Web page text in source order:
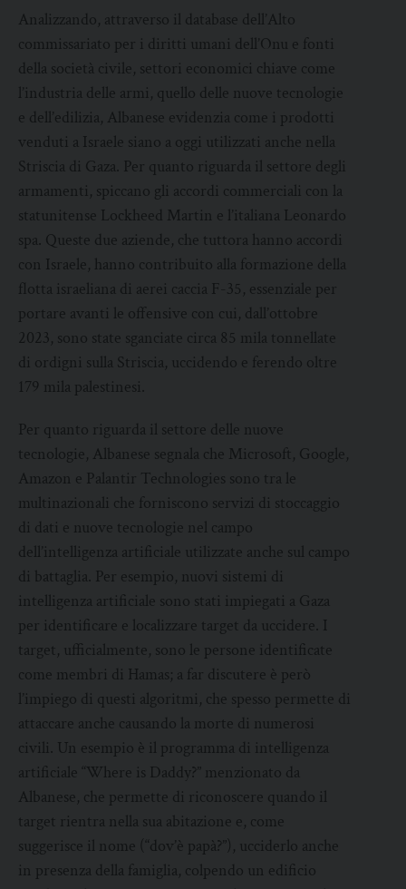
Analizzando, attraverso il database dell’Alto
commissariato per i diritti umani dell’Onu e fonti
della società civile, settori economici chiave come
l’industria delle armi, quello delle nuove tecnologie
e dell’edilizia, Albanese evidenzia come i prodotti
venduti a Israele siano a oggi utilizzati anche nella
Striscia di Gaza. Per quanto riguarda il settore degli
armamenti, spiccano gli accordi commerciali con la
statunitense Lockheed Martin e l’italiana Leonardo
spa. Queste due aziende, che tuttora hanno accordi
con Israele, hanno contribuito alla formazione della
flotta israeliana di aerei caccia F-35, essenziale per
portare avanti le offensive con cui, dall’ottobre
2023, sono state sganciate circa 85 mila tonnellate
di ordigni sulla Striscia, uccidendo e ferendo oltre
179 mila palestinesi.
Per quanto riguarda il settore delle nuove
tecnologie, Albanese segnala che Microsoft, Google,
Amazon e Palantir Technologies sono tra le
multinazionali che forniscono servizi di stoccaggio
di dati e nuove tecnologie nel campo
dell’intelligenza artificiale utilizzate anche sul campo
di battaglia. Per esempio, nuovi sistemi di
intelligenza artificiale sono stati impiegati a Gaza
per identificare e localizzare target da uccidere. I
target, ufficialmente, sono le persone identificate
come membri di Hamas; a far discutere è però
l’impiego di questi algoritmi, che spesso permette di
attaccare anche causando la morte di numerosi
civili. Un esempio è il programma di intelligenza
artificiale “Where is Daddy?” menzionato da
Albanese, che permette di riconoscere quando il
target rientra nella sua abitazione e, come
suggerisce il nome (“dov’è papà?”), ucciderlo anche
in presenza della famiglia, colpendo un edificio